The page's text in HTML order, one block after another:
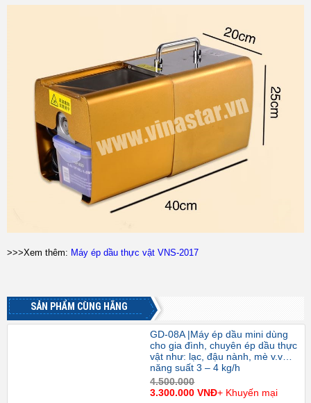
>>>Xem thêm: Máy ép dầu thực vật VNS-2017
SẢN PHẨM CÙNG HÃNG
GD-08A |Máy ép dầu mini dùng
cho gia đình, chuyên ép dầu thực
vật như: lạc, đậu nành, mè v.v…
năng suất 3 – 4 kg/h
4.500.000
3.300.000 VNĐ+ Khuyến mại